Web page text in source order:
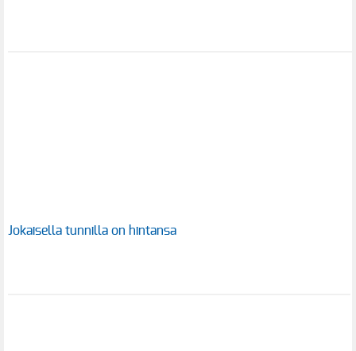
Jokaisella tunnilla on hintansa